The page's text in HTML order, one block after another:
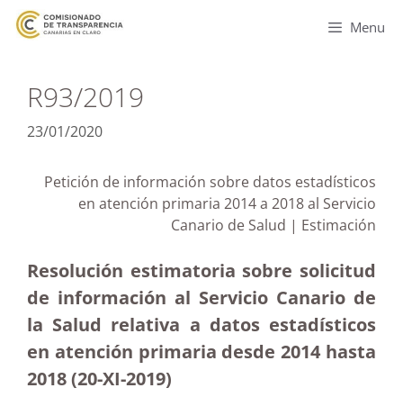
Menu
R93/2019
23/01/2020
Petición de información sobre datos estadísticos
en atención primaria 2014 a 2018 al Servicio
Canario de Salud | Estimación
Resolución estimatoria sobre solicitud
de información al Servicio Canario de
la Salud relativa a datos estadísticos
en atención primaria desde 2014 hasta
2018 (20-XI-2019)